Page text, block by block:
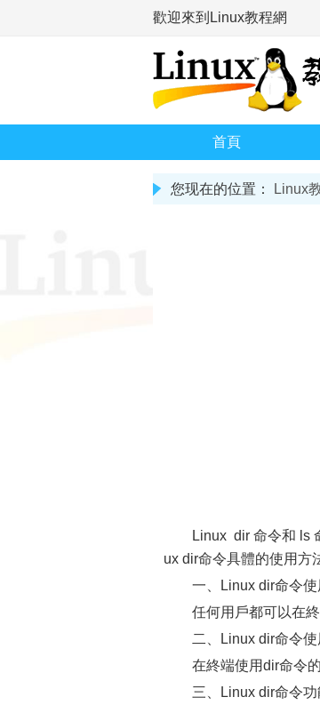
歡迎來到Linux教程網
首頁
您现在的位置： Linux
Linux dir 命令和 ls
ux dir命令具體的使用方
一、Linux dir命令使
任何用戶都可以在終
二、Linux dir命令
在終端使用dir命令
三、Linux dir命令功